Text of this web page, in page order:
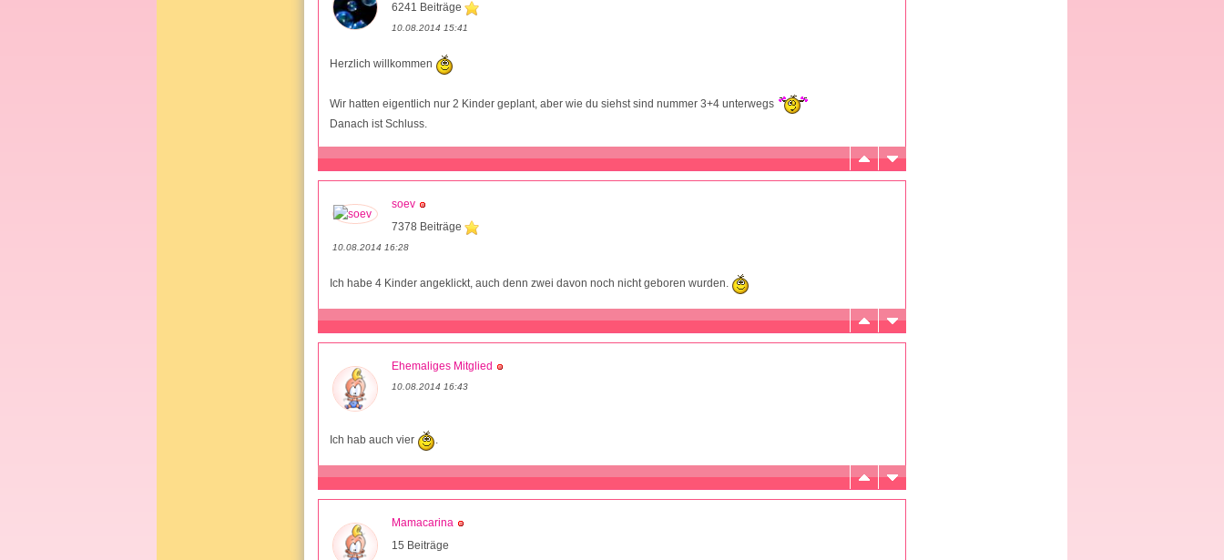
6241 Beiträge
10.08.2014 15:41
Herzlich willkommen
Wir hatten eigentlich nur 2 Kinder geplant, aber wie du siehst sind nummer 3+4 unterwegs
Danach ist Schluss.
soev
7378 Beiträge
10.08.2014 16:28
Ich habe 4 Kinder angeklickt, auch denn zwei davon noch nicht geboren wurden.
Ehemaliges Mitglied
10.08.2014 16:43
Ich hab auch vier .
Mamacarina
15 Beiträge